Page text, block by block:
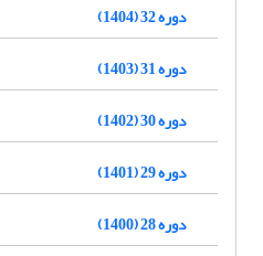
دوره 32 (1404)
دوره 31 (1403)
دوره 30 (1402)
دوره 29 (1401)
دوره 28 (1400)